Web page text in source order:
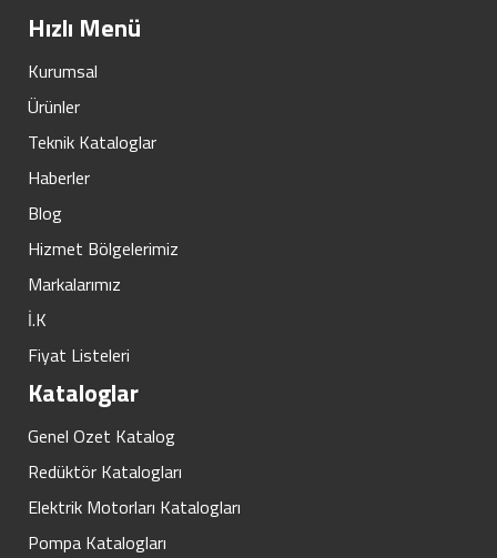
Hızlı Menü
Kurumsal
Ürünler
Teknik Kataloglar
Haberler
Blog
Hizmet Bölgelerimiz
Markalarımız
İ.K
Fiyat Listeleri
Kataloglar
Genel Ozet Katalog
Redüktör Katalogları
Elektrik Motorları Katalogları
Pompa Katalogları